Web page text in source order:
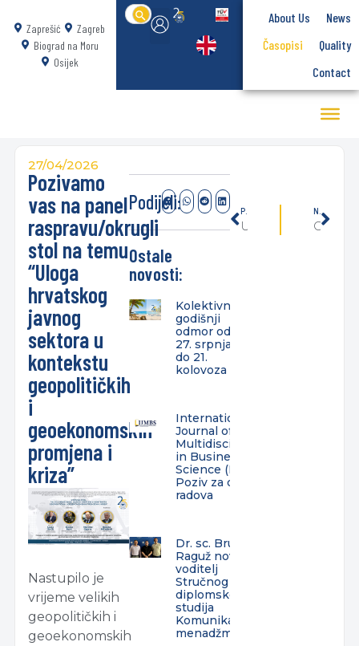
Zaprešić
Zagreb
Biograd na Moru
Osijek
Search
for:
About Us
News
Časopisi
Quality
Contact
27/04/2026
Pozivamo
vas na panel
raspravu/okrugli
stol na temu
“Uloga
hrvatskog
javnog
sektora u
kontekstu
geopolitičkih
i
geoekonomskih
promjena i
kriza”
Nastupilo je
vrijeme velikih
geopolitičkih i
geoekonomskih
Podijeli:
Ostale
novosti:
Kolektivni
godišnji
odmor od
27. srpnja
do 21.
kolovoza
International
Journal of
Multidisciplinarity
in Business and
Science (IJMBS) –
Poziv za dostavu
radova
Dr. sc. Bruno
Raguž novi
voditelj
Stručnog
diplomskog
studija
Komunikacijski
menadžment
PREVIOUSLY
Održana svečana sjednica Vijeća Veleučilišta Baltazar Zaprešić povodom obilježavanja 25 godina uspješnog rada našeg Veleučilišta